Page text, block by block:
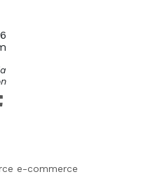
e-commerce